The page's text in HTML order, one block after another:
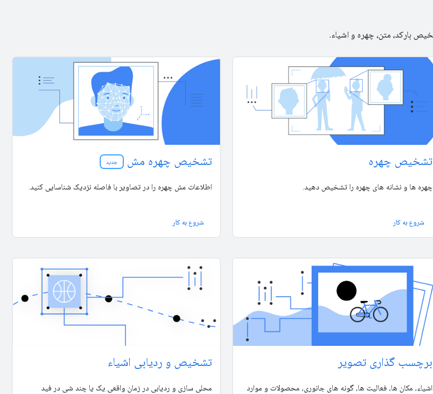
تشخیص چهره
چهره ها و نشانه های چهره را تشخیص دهید.
شروع به کار
تشخیص چهره مش جدید
اطلاعات مش چهره را در تصاویر با فاصله نزدیک شناسایی کنید.
شروع به کار
برچسب گذاری تصویر
اشیاء، مکان ها، فعالیت ها، گونه های جانوری، محصولات و موارد
تشخیص و ردیابی اشیاء
محلی سازی و ردیابی در زمان واقعی یک یا چند شی در فید